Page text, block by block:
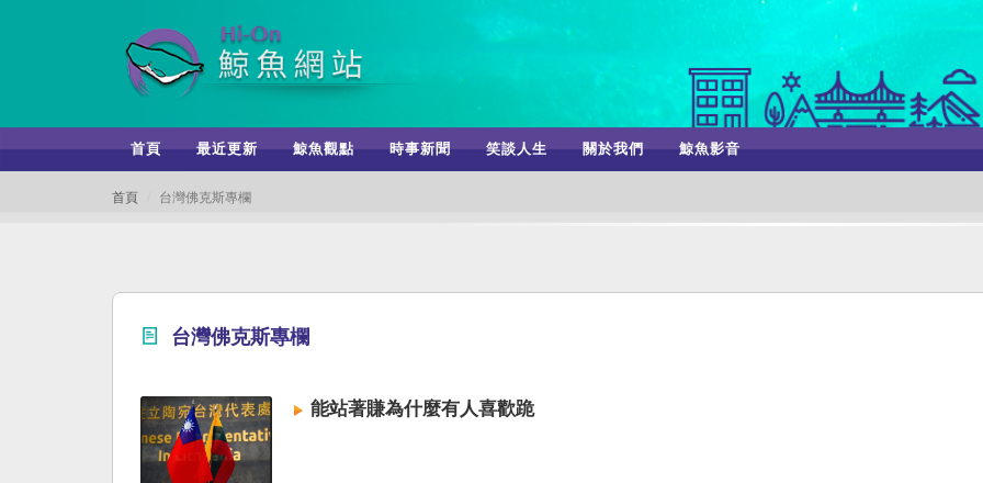
首頁 最近更新 鯨魚觀點 時事新聞 笑談人生 關於我們 鯨魚影音
首頁 台灣佛克斯專欄
台灣佛克斯專欄
能站著賺為什麼有人喜歡跪